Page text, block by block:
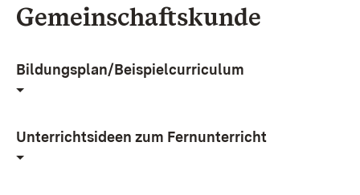
Gemeinschaftskunde
Bildungsplan/Beispielcurriculum
Unterrichtsideen zum Fernunterricht